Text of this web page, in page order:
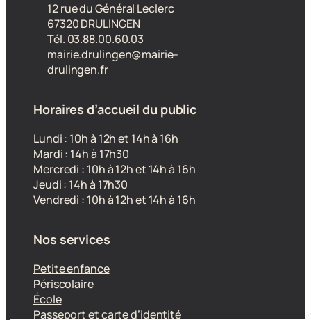
12 rue du Général Leclerc
67320 DRULINGEN
Tél. 03.88.00.60.03
mairie.drulingen@mairie-
drulingen.fr
Horaires d’accueil du public
Lundi : 10h à 12h et 14h à 16h
Mardi : 14h à 17h30
Mercredi : 10h à 12h et 14h à 16h
Jeudi : 14h à 17h30
Vendredi : 10h à 12h et 14h à 16h
Nos services
Petite enfance
Périscolaire
École
Passeport et carte d’identité